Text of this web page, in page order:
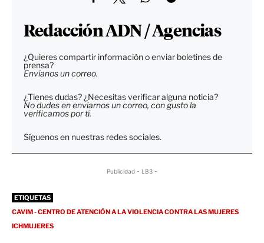
Redacción ADN / Agencias
¿Quieres compartir información o enviar boletines de
prensa?
Envíanos un correo.
¿Tienes dudas? ¿Necesitas verificar alguna noticia?
No dudes en enviarnos un correo, con gusto la
verificamos por tí.
Síguenos en nuestras redes sociales.
Publicidad - LB3 -
ETIQUETAS
CAVIM - CENTRO DE ATENCIÓN A LA VIOLENCIA CONTRA LAS MUJERES
ICHMUJERES